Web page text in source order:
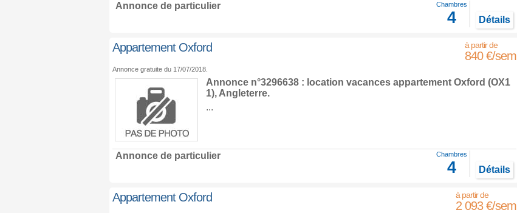
Annonce de particulier Chambres
4 Détails
Appartement Oxford
840 €/sem
Annonce gratuite du 17/07/2018.
Annonce n°3296638 : location vacances appartement Oxford (OX1
1), Angleterre.
...
Annonce de particulier Chambres
4 Détails
Appartement Oxford
2 093 €/sem